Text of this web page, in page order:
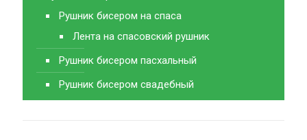
Рушник бисером на спаса
Лента на спасовский рушник
Рушник бисером пасхальный
Рушник бисером свадебный